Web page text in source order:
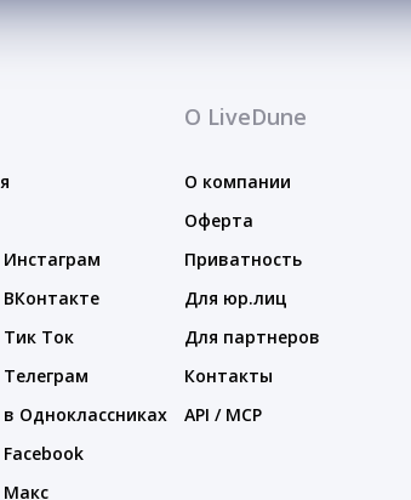
Тик Ток
Одноклассниках
Макс
О LiveDune
О компании
Оферта
Приватность
Для юр.лиц
Для партнеров
Контакты
API / MCP